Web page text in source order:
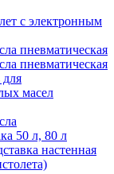
с электронным
пневматическая
пневматическая
для
масел
50 л, 80 л
настенная